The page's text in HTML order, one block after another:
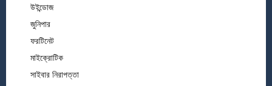
উইন্ডোজ
জুনিপার
ফরটিনেট
মাইক্রোটিক
সাইবার নিরাপত্তা